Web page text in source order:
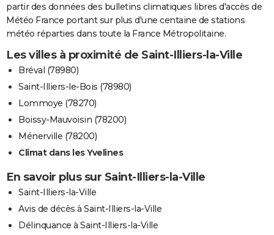
partir des données des bulletins climatiques libres d'accès de
Météo France portant sur plus d'une centaine de stations
météo réparties dans toute la France Métropolitaine.
Les villes à proximité de Saint-Illiers-la-Ville
Bréval (78980)
Saint-Illiers-le-Bois (78980)
Lommoye (78270)
Boissy-Mauvoisin (78200)
Ménerville (78200)
Climat dans les Yvelines
En savoir plus sur Saint-Illiers-la-Ville
Saint-Illiers-la-Ville
Avis de décès à Saint-Illiers-la-Ville
Délinquance à Saint-Illiers-la-Ville